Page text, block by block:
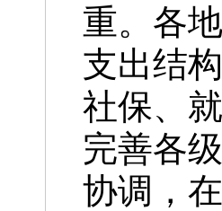
重。各
支出结
社保、
完善各
协调，